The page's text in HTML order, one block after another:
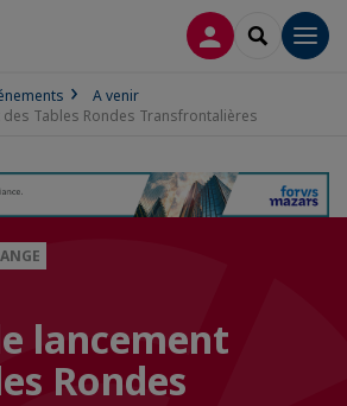
CONNEXION
A venir
Tables Rondes Transfrontalières
lancement
Rondes